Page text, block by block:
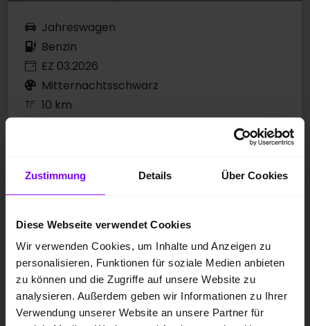
Zustimmung Details Über Cookies
Diese Webseite verwendet Cookies
Wir verwenden Cookies, um Inhalte und Anzeigen zu
personalisieren, Funktionen für soziale Medien anbieten
zu können und die Zugriffe auf unsere Website zu
analysieren. Außerdem geben wir Informationen zu Ihrer
Verwendung unserer Website an unsere Partner für
Jahreswagen
Benzin
EZ 03.2026
Mitternachtsschwarz
10 km
Preis inkl. MwSt.
25.280,00 EUR
Finanzierung ab mtl. 209,- EUR
Kraftstoffverbrauch kombiniert: 5,2 l/100km; CO2